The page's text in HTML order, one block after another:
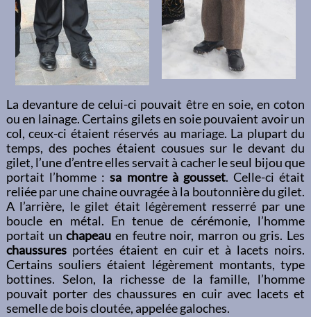
La devanture de celui-ci pouvait être en soie, en coton
ou en lainage. Certains gilets en soie pouvaient avoir un
col, ceux-ci étaient réservés au mariage. La plupart du
temps, des poches étaient cousues sur le devant du
gilet, l’une d’entre elles servait à cacher le seul bijou que
portait l’homme :sa montre à gousset. Celle-ci était
reliée par une chaine ouvragée à la boutonnière du gilet.
A l’arrière, le gilet était légèrement resserré par une
boucle en métal. En tenue de cérémonie, l’homme
portait unchapeau en feutre noir, marron ou gris. Les
chaussuresportées étaient en cuir et à lacets noirs.
Certains souliers étaient légèrement montants, type
bottines. Selon, la richesse de la famille, l’homme
pouvait porter des chaussures en cuir avec lacets et
semelle de bois cloutée, appelée galoches.